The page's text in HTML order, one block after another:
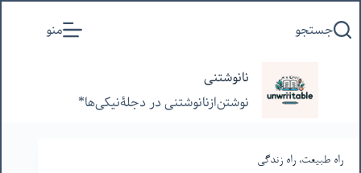
به
جستجو منو
نانوشتنی
نوشتن‌از‌نانوشتنی‌ در‌ دجلۀنیکی‌ها*
راه طبیعت، راه زندگی